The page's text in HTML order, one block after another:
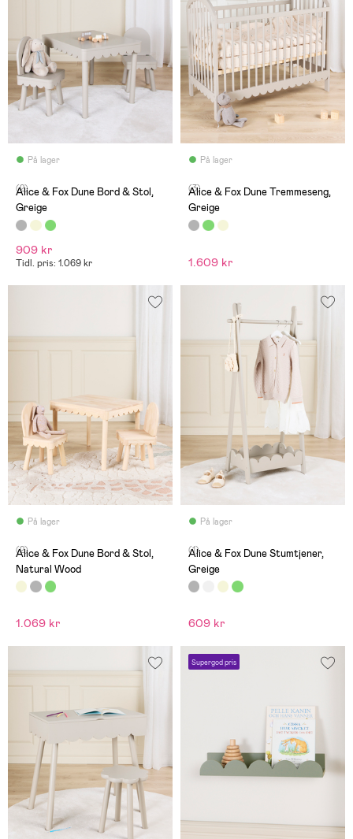
På lager
(2)
Alice & Fox Dune Bord & Stol,
Greige
909 kr
Tidl. pris: 1.069 kr
På lager
(3)
Alice & Fox Dune Tremmeseng,
Greige
1.609 kr
På lager
(2)
Alice & Fox Dune Bord & Stol,
Natural Wood
1.069 kr
På lager
(1)
Alice & Fox Dune Stumtjener,
Greige
609 kr
Supergod pris